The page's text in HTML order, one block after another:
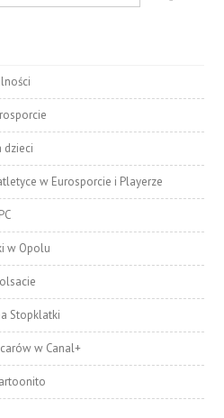
dzieci
w Eurosporcie i Playerze
w Opolu
Stopklatki
w Canal+